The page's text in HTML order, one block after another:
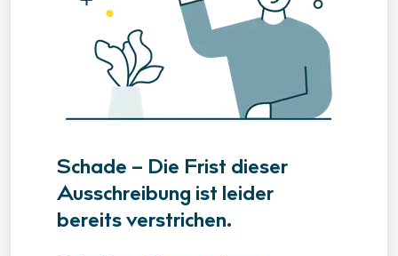
Schade – Die Frist dieser
Ausschreibung ist leider
bereits verstrichen.